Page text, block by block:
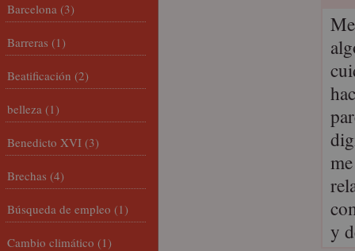
y
Barcelona (3)
Barreras (1)
Beatificación (2)
belleza (1)
Benedicto XVI (3)
Brechas (4)
Búsqueda de empleo (1)
Cambio climático (1)